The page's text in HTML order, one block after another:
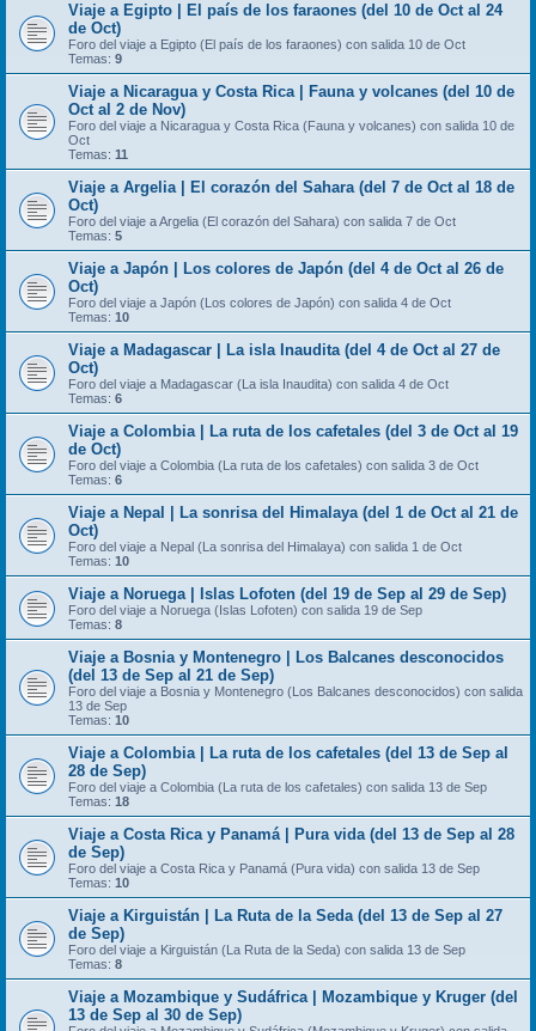
Viaje a Egipto | El país de los faraones (del 10 de Oct al 24
de Oct)
Foro del viaje a Egipto (El país de los faraones) con salida 10 de Oct
Temas: 9
Viaje a Nicaragua y Costa Rica | Fauna y volcanes (del 10 de
Oct al 2 de Nov)
Foro del viaje a Nicaragua y Costa Rica (Fauna y volcanes) con salida 10 de
Oct
Temas: 11
Viaje a Argelia | El corazón del Sahara (del 7 de Oct al 18 de
Oct)
Foro del viaje a Argelia (El corazón del Sahara) con salida 7 de Oct
Temas: 5
Viaje a Japón | Los colores de Japón (del 4 de Oct al 26 de
Oct)
Foro del viaje a Japón (Los colores de Japón) con salida 4 de Oct
Temas: 10
Viaje a Madagascar | La isla Inaudita (del 4 de Oct al 27 de
Oct)
Foro del viaje a Madagascar (La isla Inaudita) con salida 4 de Oct
Temas: 6
Viaje a Colombia | La ruta de los cafetales (del 3 de Oct al 19
de Oct)
Foro del viaje a Colombia (La ruta de los cafetales) con salida 3 de Oct
Temas: 6
Viaje a Nepal | La sonrisa del Himalaya (del 1 de Oct al 21 de
Oct)
Foro del viaje a Nepal (La sonrisa del Himalaya) con salida 1 de Oct
Temas: 10
Viaje a Noruega | Islas Lofoten (del 19 de Sep al 29 de Sep)
Foro del viaje a Noruega (Islas Lofoten) con salida 19 de Sep
Temas: 8
Viaje a Bosnia y Montenegro | Los Balcanes desconocidos
(del 13 de Sep al 21 de Sep)
Foro del viaje a Bosnia y Montenegro (Los Balcanes desconocidos) con salida
13 de Sep
Temas: 10
Viaje a Colombia | La ruta de los cafetales (del 13 de Sep al
28 de Sep)
Foro del viaje a Colombia (La ruta de los cafetales) con salida 13 de Sep
Temas: 18
Viaje a Costa Rica y Panamá | Pura vida (del 13 de Sep al 28
de Sep)
Foro del viaje a Costa Rica y Panamá (Pura vida) con salida 13 de Sep
Temas: 10
Viaje a Kirguistán | La Ruta de la Seda (del 13 de Sep al 27
de Sep)
Foro del viaje a Kirguistán (La Ruta de la Seda) con salida 13 de Sep
Temas: 8
Viaje a Mozambique y Sudáfrica | Mozambique y Kruger (del
13 de Sep al 30 de Sep)